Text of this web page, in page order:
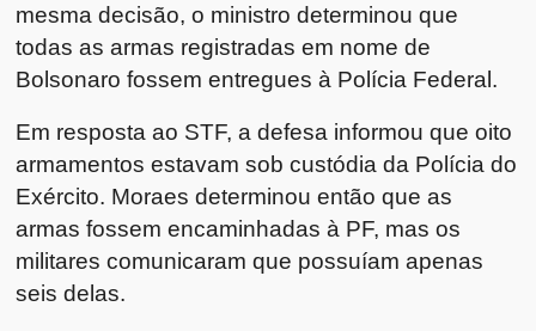
mesma decisão, o ministro determinou que
todas as armas registradas em nome de
Bolsonaro fossem entregues à Polícia Federal.
Em resposta ao STF, a defesa informou que oito
armamentos estavam sob custódia da Polícia do
Exército. Moraes determinou então que as
armas fossem encaminhadas à PF, mas os
militares comunicaram que possuíam apenas
seis delas.